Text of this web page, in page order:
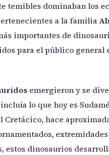
temibles dominaban los
a la familia
importantes de
para el público general
emergieron y se
lo que hoy es
hace
estos dinosaurios